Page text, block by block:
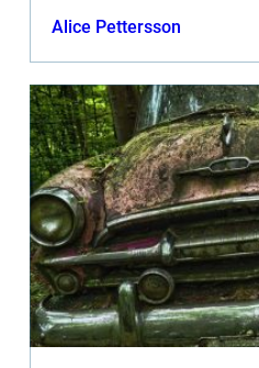
Alice Pettersson